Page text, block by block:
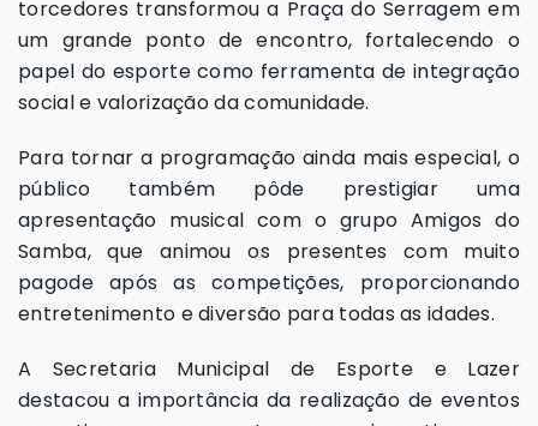
torcedores transformou a Praça do Serragem em
um grande ponto de encontro, fortalecendo o
papel do esporte como ferramenta de integração
social e valorização da comunidade.
Para tornar a programação ainda mais especial, o
público também pôde prestigiar uma
apresentação musical com o grupo Amigos do
Samba, que animou os presentes com muito
pagode após as competições, proporcionando
entretenimento e diversão para todas as idades.
A Secretaria Municipal de Esporte e Lazer
destacou a importância da realização de eventos